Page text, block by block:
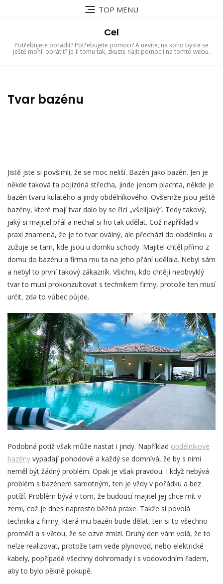
TOP MENU
Cel
Potřebujete poradit? Potřebujete pomoci? A nevíte, na koho byste se
ještě mohli obrátit? Je-li tomu tak, zkuste najít pomoc i na tomto webu.
Tvar bazénu
Jistě jste si povšimli, že se moc neliší. Bazén jako bazén. Jen je
někde taková ta pojízdná střecha, jinde jenom plachta, někde je
bazén tvaru kulatého a jindy obdélníkového. Ovšemže jsou ještě
bazény, které mají tvar dalo by se říci „všelijaký“. Tedy takový,
jaký si majitel přál a nechal si ho tak udělat. Což například v
praxi znamená, že je to tvar oválný, ale přechází do obdélníku a
zužuje se tam, kde jsou u domku schody. Majitel chtěl přímo z
domu do bazénu a firma mu ta na jeho přání udělala. Nebyl sám
a nebyl to první takový zákazník. Všichni, kdo chtějí neobvyklý
tvar to musí prokonzultovat s technikem firmy, protože ten musí
určit, zda to vůbec půjde.
Podobná potíž však může nastat i jindy. Například obdélníkové
bazény vypadají pohodově a každý se domnívá, že by s nimi
neměl být žádný problém. Opak je však pravdou. I když nebývá
problém s bazénem samotným, ten je vždy v pořádku a bez
potíží. Problém bývá v tom, že budoucí majitel jej chce mít v
zemi, což je dnes naprosto běžná praxe. Takže si povolá
technika z firmy, která mu bazén bude dělat, ten si to všechno
proměří a s větou, že se ozve zmizí. Druhý den vám volá, že to
nelze realizovat, protože tam vede plynovod, nebo elektrické
kabely, popřípadě všechny dohromady i s vodovodním řadem,
aby to bylo pěkně pokupě.